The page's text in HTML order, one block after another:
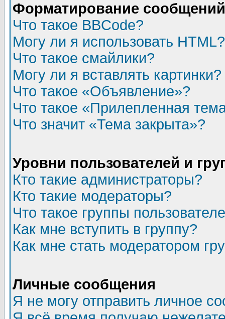
Форматирование
Что такое BBCode?
Могу ли я использовать HTML?
Что такое смайлики?
Могу ли я вставлять картинки?
Что такое «Объявление»?
Что такое «Прилепленная
Что значит «Тема закрыта»?
Уровни пользователей и
Кто такие администраторы?
Кто такие модераторы?
Что такое группы
Как мне вступить в группу?
Как мне стать модератором
Личные сообщения
Я не могу отправить личное